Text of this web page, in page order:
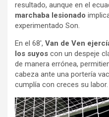
resultado, aunque en el
marchaba lesionado
experimentado Son.
En el 68′, Van de Ven
los suyos con un despeje
de manera errónea,
cabeza ante una portería
cumplía con creces su labor.